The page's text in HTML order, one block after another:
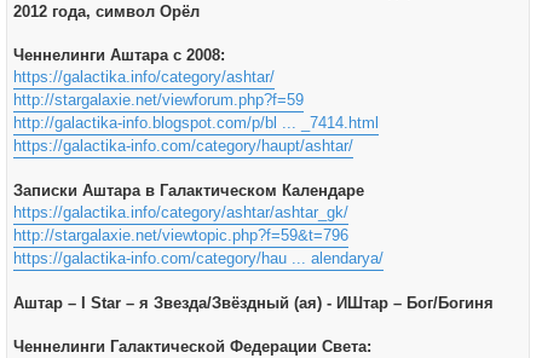
2012 года, символ Орёл
Ченнелинги Аштара с 2008:
https://galactika.info/category/ashtar/
http://stargalaxie.net/viewforum.php?f=59
http://galactika-info.blogspot.com/p/bl ... _7414.html
https://galactika-info.com/category/haupt/ashtar/
Записки Аштара в Галактическом Календаре
https://galactika.info/category/ashtar/ashtar_gk/
http://stargalaxie.net/viewtopic.php?f=59&t=796
https://galactika-info.com/category/hau ... alendarya/
Аштар – I Star – я Звезда/Звёздный (ая) - ИШтар – Бог/Богиня
Ченнелинги Галактической Федерации Света: